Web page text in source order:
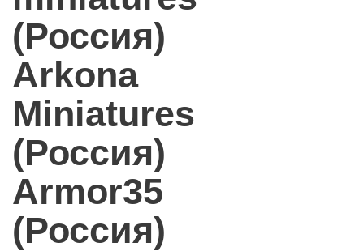
(Россия)
Arkona
Miniatures
(Россия)
Armor35
(Россия)